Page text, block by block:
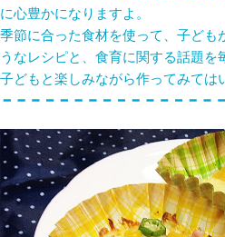
に心豊かになりますよ。
季節に合った食材を使って、子ど
うなレシピと、食育に関する話題を
子どもと楽しみながら作ってみては